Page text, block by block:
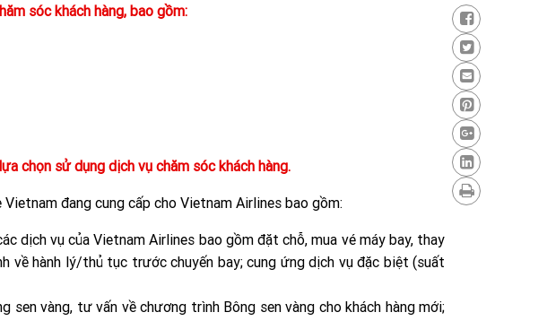
sóc khách hàng, bao gồm:
chọn sử dụng dịch vụ chăm sóc khách hàng.
đang cung cấp cho Vietnam Airlines bao gồm:
dịch vụ của Vietnam Airlines bao gồm đặt chỗ, mua vé máy bay, thay
về hành lý/thủ tục trước chuyến bay; cung ứng dịch vụ đặc biệt (suất
sen vàng, tư vấn về chương trình Bông sen vàng cho khách hàng mới;